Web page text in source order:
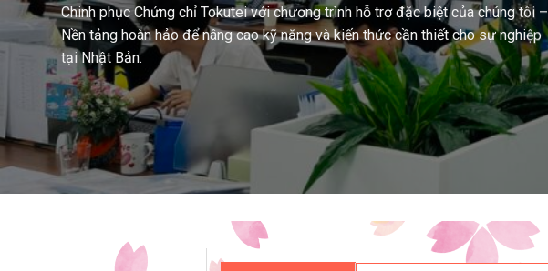
Chinh phục Chứng chỉ Tokutei với chương trình hỗ trợ đặc biệt của chúng tôi –
Nền tảng hoàn hảo để nâng cao kỹ năng và kiến thức cần thiết cho sự nghiệp
tại Nhật Bản.